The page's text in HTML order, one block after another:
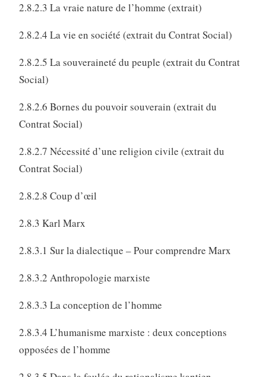
2.8.2.3 La vraie nature de l’homme (extrait)
2.8.2.4 La vie en société (extrait du Contrat Social)
2.8.2.5 La souveraineté du peuple (extrait du Contrat
Social)
2.8.2.6 Bornes du pouvoir souverain (extrait du
Contrat Social)
2.8.2.7 Nécessité d’une religion civile (extrait du
Contrat Social)
2.8.2.8 Coup d’œil
2.8.3 Karl Marx
2.8.3.1 Sur la dialectique – Pour comprendre Marx
2.8.3.2 Anthropologie marxiste
2.8.3.3 La conception de l’homme
2.8.3.4 L’humanisme marxiste : deux conceptions
opposées de l’homme